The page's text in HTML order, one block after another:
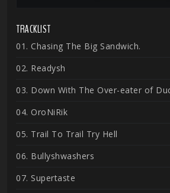
TRACKLIST
01. Chasing The Big Sandwich.
02. Readysh
03. Down With The Over-eater of
04. OroNiRik
05. Trail To Trail Try Hell
06. Bullyshwashers
07. Supertaste